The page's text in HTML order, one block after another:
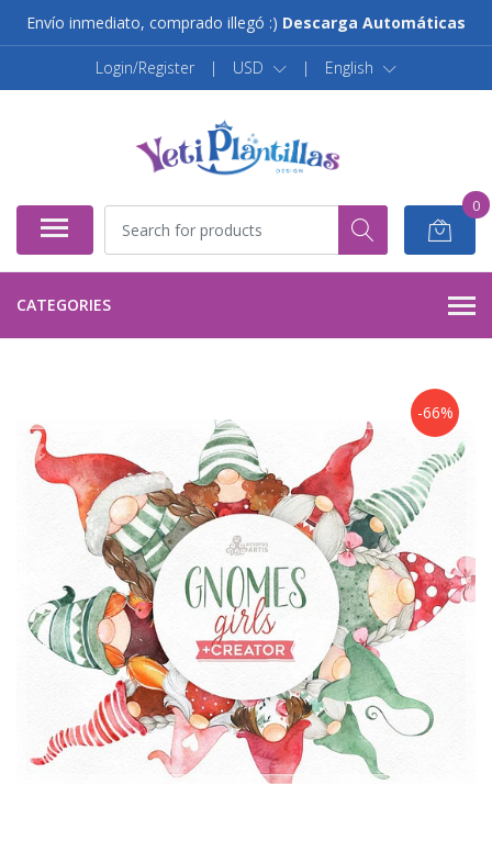
Envío inmediato, comprado illegó :) Descarga Automáticas
Login/Register | USD | English
0
CATEGORIES
-66%